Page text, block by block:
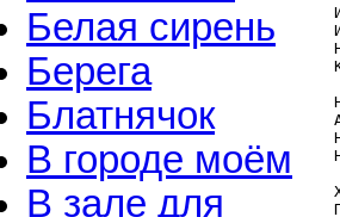
Белая сирень
Берега
Блатнячок
В городе моём
В зале для